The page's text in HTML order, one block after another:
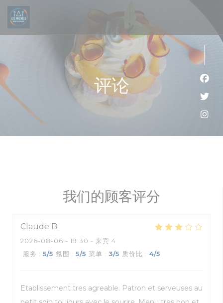
Cookie管理面板
评论
我们的顾客评分
Claude B
2026-08-06 - 19:30 - 来宾 4
服务 : 5/5 氛围 : 5/5 菜单 : 3/5 质价比 : 4/5
Etablissement tres agreable. Patron et serveuses au